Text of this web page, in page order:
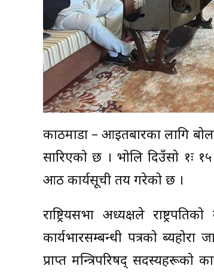
काठमाडौँ – आइतबारका लागि
सारिएको छ । भोलि दिउँसो १ः
आठ कार्यसूची तय गरेको छ ।
राष्ट्रियसभा अध्यक्षले
कार्यभारसम्बन्धी पत्रको ब्यहोरा
प्राप्त मन्त्रिपरिषद् सदस्यहरूको